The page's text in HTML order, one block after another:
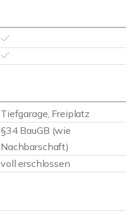
Tiefgarage, Freiplatz
§34 BauGB (wie
Nachbarschaft)
voll erschlossen